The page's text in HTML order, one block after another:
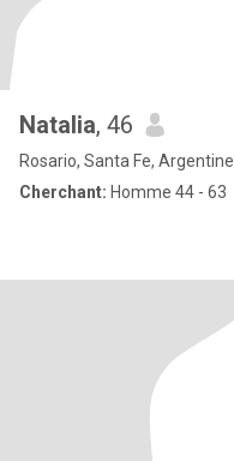
Natalia, 46
Rosario, Santa Fe, Argentine
Cherchant: Homme 44 - 63